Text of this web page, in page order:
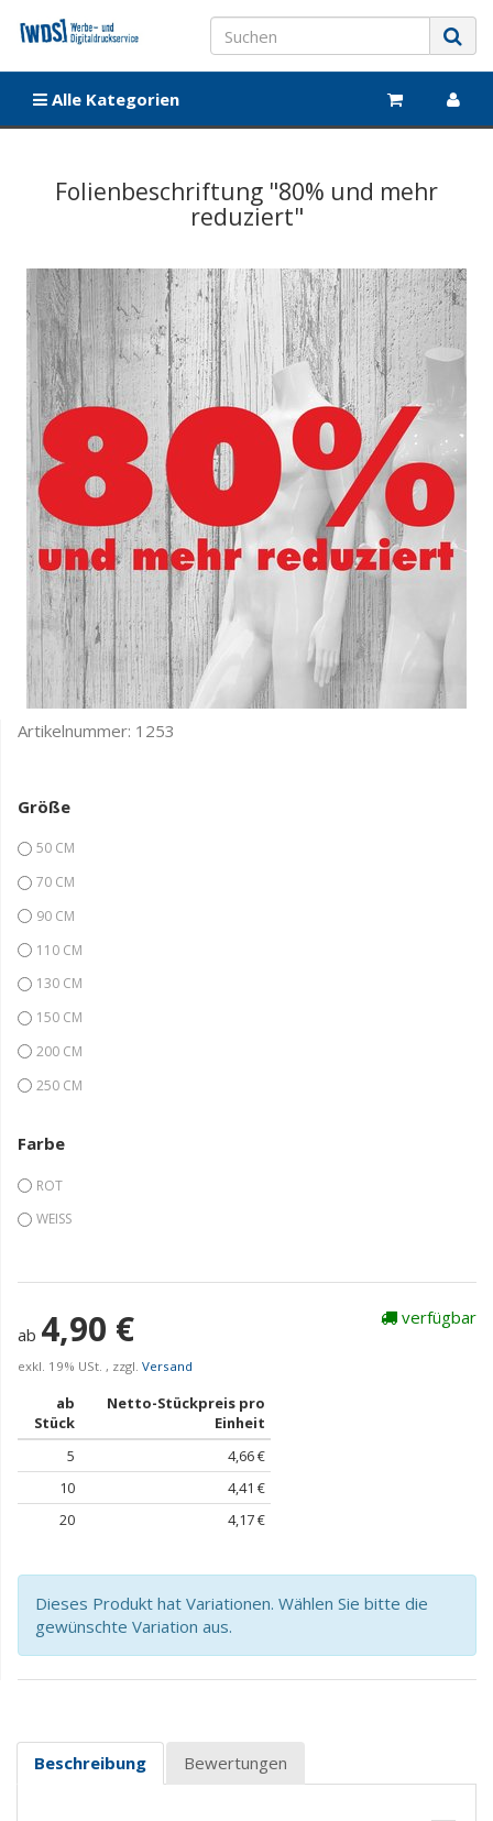
Alle Kategorien
Folienbeschriftung "80% und mehr
reduziert"
Artikelnummer: 1253
Größe
50 CM
70 CM
90 CM
110 CM
130 CM
150 CM
200 CM
250 CM
Farbe
ROT
WEISS
ab 4,90 €
exkl. 19% USt. , zzgl. Versand
ab
Stück
Netto-Stückpreis pro
Einheit
5
4,66 €
10
4,41 €
20
4,17 €
verfügbar
Dieses Produkt hat Variationen. Wählen Sie bitte die
gewünschte Variation aus.
Beschreibung Bewertungen